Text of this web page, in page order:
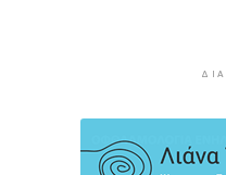
Ερμούπολιν! Η
5 ώρες 53 λεπτά πρίν